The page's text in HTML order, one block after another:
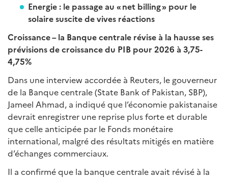
Energie : le passage au « net billing » pour le
solaire suscite de vives réactions
Croissance – la Banque centrale révise à la hausse ses
prévisions de croissance du PIB pour 2026 à 3,75-
4,75%
Dans une interview accordée à Reuters, le gouverneur
de la Banque centrale (State Bank of Pakistan, SBP),
Jameel Ahmad, a indiqué que l’économie pakistanaise
devrait enregistrer une reprise plus forte et durable
que celle anticipée par le Fonds monétaire
international, malgré des résultats mitigés en matière
d’échanges commerciaux.
Il a confirmé que la banque centrale avait révisé à la